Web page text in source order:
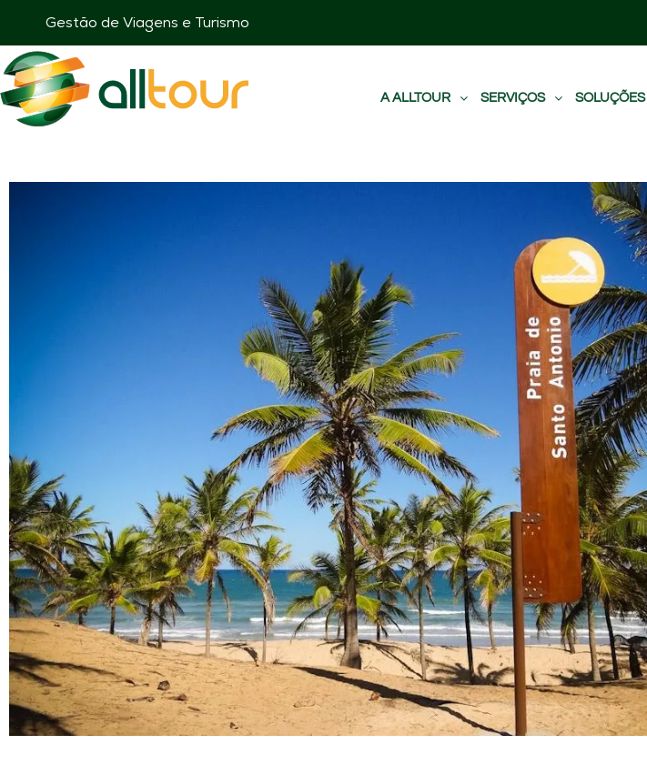
Gestão de Viagens e Turismo
A ALLTOUR SERVIÇOS SOLUÇÕES